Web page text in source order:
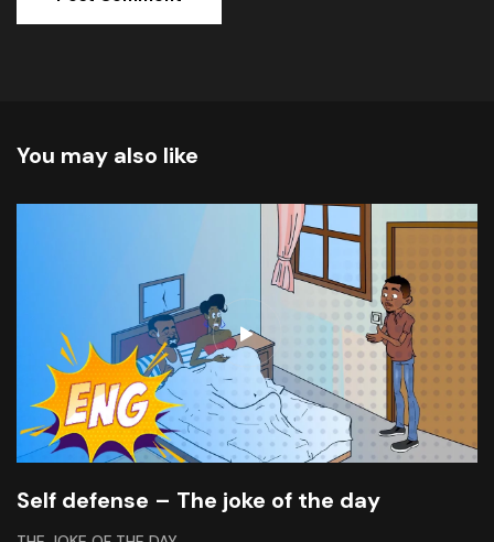
You may also like
Self defense – The joke of the day